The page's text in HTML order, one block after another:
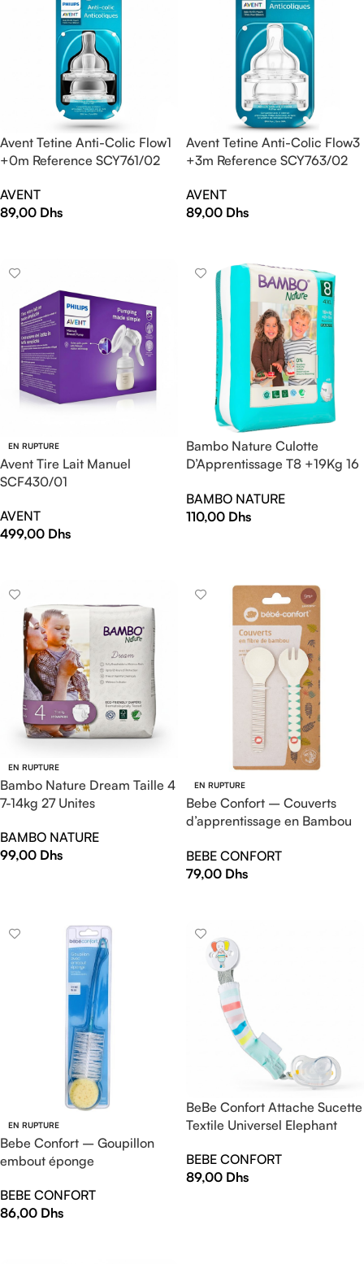
Avent Tetine Anti-Colic Flow1
+0m Reference SCY761/02
AVENT
89,00 Dhs
Avent Tetine Anti-Colic Flow3
+3m Reference SCY763/02
AVENT
89,00 Dhs
EN RUPTURE
Avent Tire Lait Manuel
SCF430/01
AVENT
499,00 Dhs
Bambo Nature Culotte
D’Apprentissage T8 +19Kg 16
BAMBO NATURE
110,00 Dhs
EN RUPTURE
Bambo Nature Dream Taille 4
7-14kg 27 Unites
BAMBO NATURE
99,00 Dhs
EN RUPTURE
Bebe Confort – Couverts
d’apprentissage en Bambou
BEBE CONFORT
79,00 Dhs
EN RUPTURE
Bebe Confort – Goupillon
embout éponge
BEBE CONFORT
86,00 Dhs
BeBe Confort Attache Sucette
Textile Universel Elephant
BEBE CONFORT
89,00 Dhs